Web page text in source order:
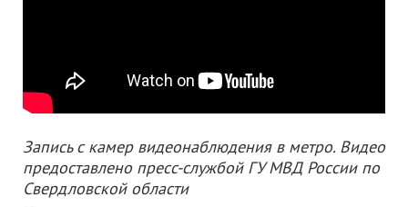
Запись с камер видеонаблюдения в метро. Видео
предоставлено пресс-службой ГУ МВД России по
Свердловской области